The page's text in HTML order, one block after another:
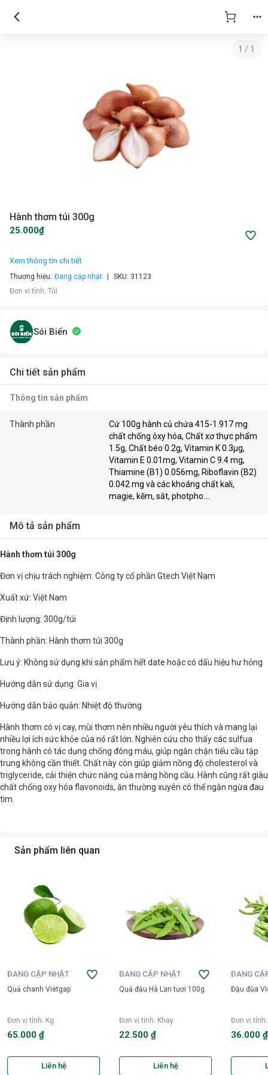
1 / 1
Hành thơm túi 300g
25.000₫
Xem thông tin chi tiết
Thương hiệu: Đang cập nhật SKU: 31123
Đơn vị tính: Túi
Sói Biển
Chi tiết sản phẩm
Thông tin sản phẩm
Thành phần
Cứ 100g hành củ chứa 415-1.917 mg
chất chống ôxy hóa, Chất xơ thực phẩm
1.5g, Chất béo 0.2g, Vitamin K 0.3μg,
Vitamin E 0.01mg, Vitamin C 9.4 mg,
Thiamine (B1) 0.056mg, Riboflavin (B2)
0.042 mg và các khoáng chất kali,
magie, kẽm, sắt, photpho….
Mô tả sản phẩm
Hành thơm túi 300g
Đơn vị chịu trách nghiệm: Công ty cổ phần Gtech Việt Nam
Xuất xứ: Việt Nam
Định lượng: 300g/túi
Thành phần: Hành thơm túi 300g
Lưu ý: Không sử dụng khi sản phẩm hết date hoặc có dấu hiệu hư hỏng
Hướng dẫn sử dụng: Gia vị
Hướng dẫn bảo quản: Nhiệt độ thường
Hành thơm có vị cay, mùi thơm nên nhiều người yêu thích và mang lại
nhiều lợi ích sức khỏe của nó rất lớn. Nghiên cứu cho thấy các sulfua
trong hành có tác dụng chống đông máu, giúp ngăn chặn tiểu cầu tập
trung không cần thiết. Chất này còn giúp giảm nồng độ cholesterol và
triglyceride, cải thiện chức năng của màng hồng cầu. Hành cũng rất giàu
chất chống oxy hóa flavonoids, ăn thường xuyên có thể ngăn ngừa đau
tim.
Sản phẩm liên quan
ĐANG CẬP NHẬT
Quả chanh Vietgap
Đơn vị tính: Kg
65.000 ₫
Liên hệ
ĐANG CẬP NHẬT
Quả đậu Hà Lan tươi 100g
Đơn vị tính: Khay
22.500 ₫
Liên hệ
ĐANG
Đậu đũa
Đơn vị tính
36.000 ₫